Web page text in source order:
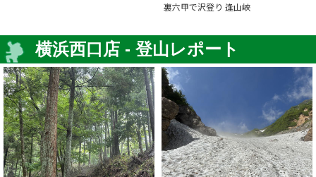
裏六甲で沢登り 逢山峡
横浜西口店 - 登山レポート